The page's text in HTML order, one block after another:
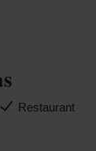
Restaurant